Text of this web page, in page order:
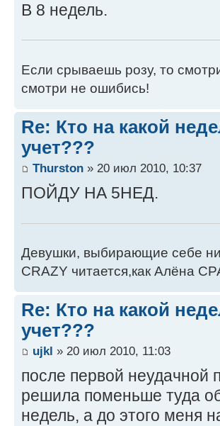
В 8 недель.
Если срываешь розу, то
смотри не ошибись!
Re: Кто на какой
учет???
Thurston » 20 июл 2010, 10:37
ПОЙДУ НА 5НЕД.
Девушки, выбирающие себе
CRAZY читается,как Алёна
Re: Кто на какой
учет???
ujkl » 20 июл 2010, 11:03
после первой неудачной
решила поменьше туда
недель, а до этого меня